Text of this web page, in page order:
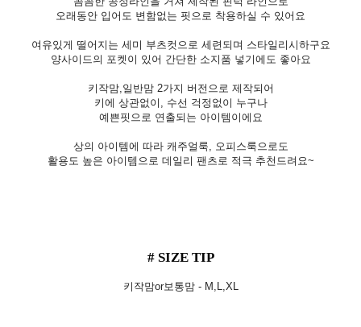
오래동안 입어도 변함없는 핏으로 착용하실 수 있어요
여유있게 떨어지는 세미 부츠컷으로 세련되며 스타일리시하구요
양사이드의 포켓이 있어 간단한 소지품 넣기에도 좋아요
키작맘,일반맘 2가지 버전으로 제작되어
키에 상관없이, 수선 걱정없이 누구나
예쁜핏으로 연출되는 아이템이에요
상의 아이템에 따라 캐주얼룩, 오피스룩으로도
활용도 높은 아이템으로 데일리 팬츠로 적극 추천드려요~
# SIZE TIP
키작맘or보통맘 - M,L,XL